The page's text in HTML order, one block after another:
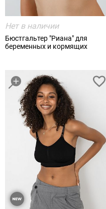
Нет в наличии
Бюстгальтер "Риана" для
беременных и кормящих